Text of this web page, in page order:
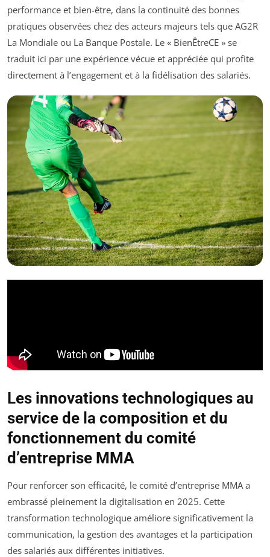
performance et bien-être, dans la continuité des bonnes
pratiques observées chez des acteurs majeurs tels que AG2R
La Mondiale ou La Banque Postale. Le « BienÊtreCE » se
traduit ici par une expérience vécue et appréciée qui profite
directement à l’engagement et à la fidélisation des salariés.
Les innovations technologiques au
service de la composition et du
fonctionnement du comité
d’entreprise MMA
Pour renforcer son efficacité, le comité d’entreprise MMA a
embrassé pleinement la digitalisation en 2025. Cette
transformation technologique améliore significativement la
communication, la gestion des avantages et la participation
des salariés aux différentes initiatives.